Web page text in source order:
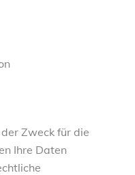
Zweck für die
Ihre Daten